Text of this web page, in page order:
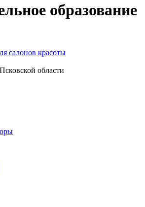
образование
салонов красоты
области